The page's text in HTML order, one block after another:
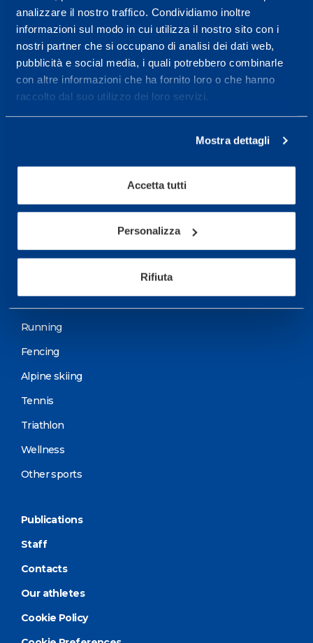
analizzare il nostro traffico. Condividiamo inoltre
informazioni sul modo in cui utilizza il nostro sito con i
nostri partner che si occupano di analisi dei dati web,
pubblicità e social media, i quali potrebbero combinarle
con altre informazioni che ha fornito loro o che hanno
raccolto dal suo utilizzo dei loro servizi.
Mostra dettagli
Accetta tutti
Personalizza
Rifiuta
More informations
Services
Sport
Cycling and MTB
Running
Fencing
Alpine skiing
Tennis
Triathlon
Wellness
Other sports
Publications
Staff
Contacts
Our athletes
Cookie Policy